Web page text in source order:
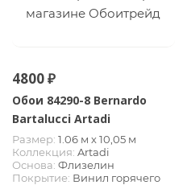
4800 ₽
Обои 84290-8 Bernardo
Bartalucci Artadi
Размер: 1.06 м х 10,05 м
Коллекция: Artadi
Основа: Флизелин
Покрытие: Винил горячего